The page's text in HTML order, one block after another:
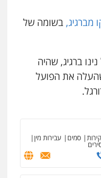
בשומה של
ברגיג, שהיה
את הפועל
ליווי וייצוג בחקירות
צווארון לבן פשיעה
סמים עבירות מין